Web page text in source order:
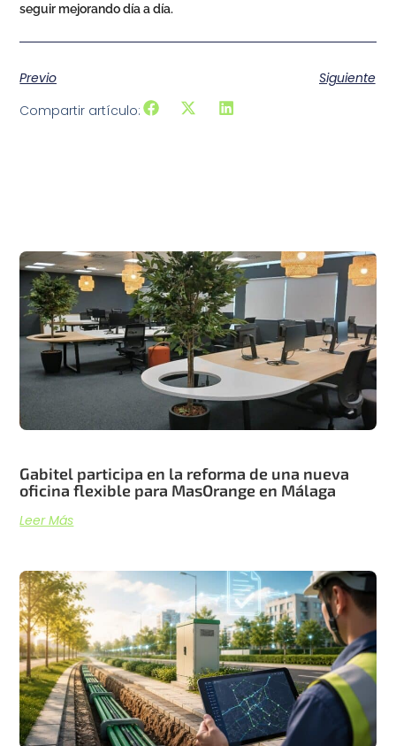
seguir mejorando día a día.
Previo
Siguiente
Compartir artículo:
Artículos recientes
Gabitel participa en la reforma de una nueva
oficina flexible para MasOrange en Málaga
Leer Más